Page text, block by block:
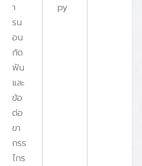
า
รน
อน
กัด
ฟัน
และ
ข้อ
ต่อ
ขา
กรร
ไกร
py